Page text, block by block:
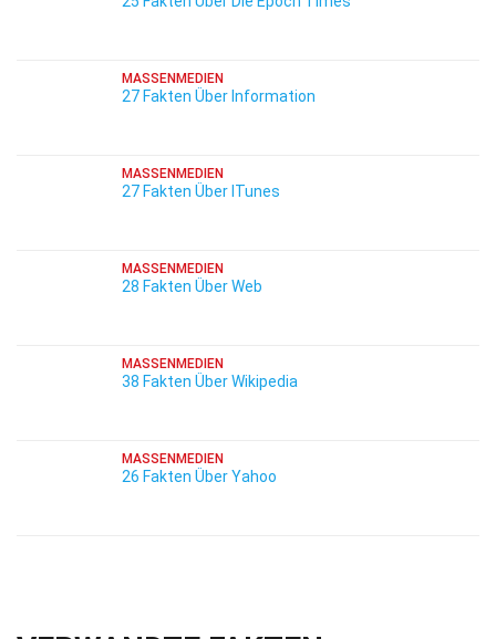
MASSENMEDIEN
27 Fakten Über Information
MASSENMEDIEN
27 Fakten Über ITunes
MASSENMEDIEN
28 Fakten Über Web
MASSENMEDIEN
38 Fakten Über Wikipedia
MASSENMEDIEN
26 Fakten Über Yahoo